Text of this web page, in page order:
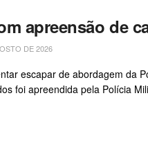
apreensão de
DE 2026
escapar de abordagem da
foi apreendida pela Polícia